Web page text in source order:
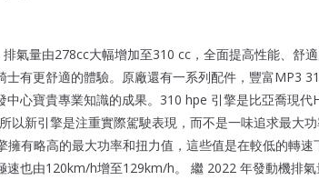
氣量由278cc大幅增加至310 cc，全面提高性能、舒
有更舒適的體驗。原廠還有一系列配件，豐富MP3
心寶貴專業知識的成果。310 hpe 引擎是比亞喬現
新引擎是注重實際駕駛表現，而不是一味追求最大
有略高的最大功率和扭力值，這些值是在較低的轉
也由120km/h增至129km/h。 繼 2022 年發動機排